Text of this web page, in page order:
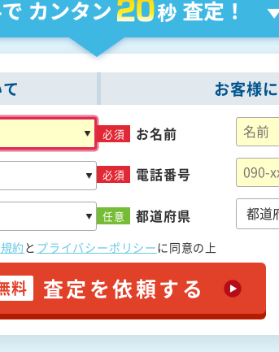
お客様
必須 お名前
必須 電話番号
任意 都道府県
約 と プライバシーポリシーに同意の上
料 査定を依頼する